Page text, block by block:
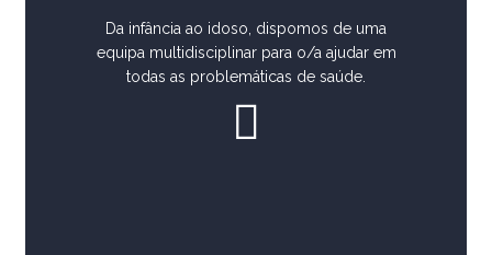
Da infância ao idoso, dispomos de uma
equipa multidisciplinar para o/a ajudar em
todas as problemáticas de saúde.